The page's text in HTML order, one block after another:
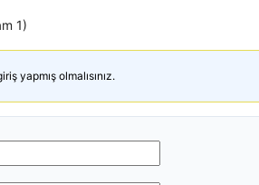
1)
yapmış olmalısınız.